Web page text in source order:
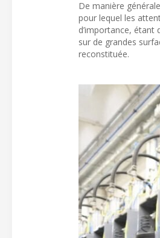
De manière
pour lequel les
d’importance, étant
sur de grandes
reconstituée.